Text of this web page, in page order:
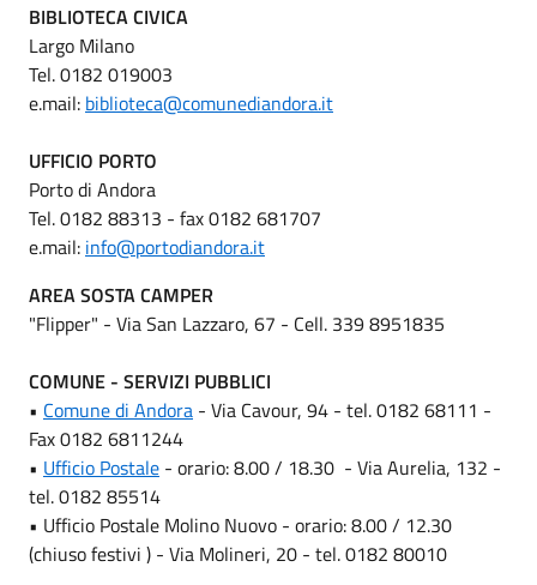
BIBLIOTECA CIVICA
Largo Milano
Tel. 0182 019003
e.mail: biblioteca@comunediandora.it
UFFICIO PORTO
Porto di Andora
Tel. 0182 88313 - fax 0182 681707
e.mail: info@portodiandora.it
AREA SOSTA CAMPER
"Flipper" - Via San Lazzaro, 67 - Cell. 339 8951835
COMUNE - SERVIZI PUBBLICI
• Comune di Andora - Via Cavour, 94 - tel. 0182 68111 -
Fax 0182 6811244
• Ufficio Postale - orario: 8.00 / 18.30 - Via Aurelia, 132 -
tel. 0182 85514
• Ufficio Postale Molino Nuovo - orario: 8.00 / 12.30
(chiuso festivi ) - Via Molineri, 20 - tel. 0182 80010